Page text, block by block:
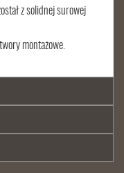
z solidnej surowej
montażowe.